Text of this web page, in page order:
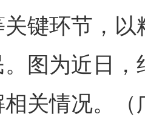
键环节，
图为近日
关情况。